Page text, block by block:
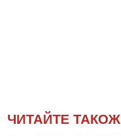
ЧИТАЙТЕ ТАКОЖ